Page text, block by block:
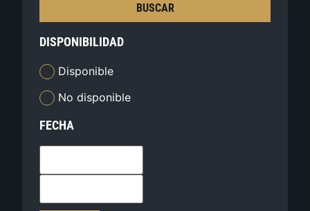
BUSCAR
DISPONIBILIDAD
Disponible
No disponible
FECHA